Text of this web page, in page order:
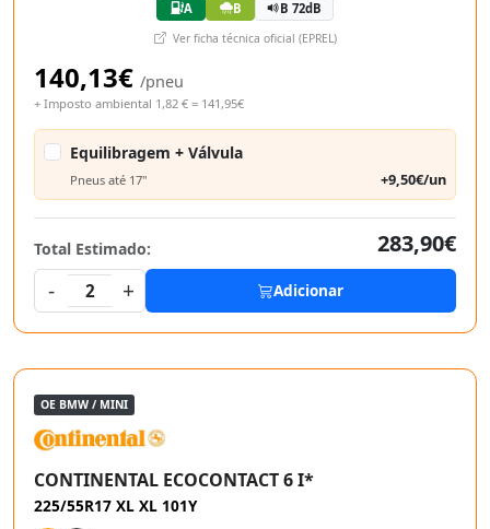
A B B 72dB
Ver ficha técnica oficial (EPREL)
140,13€ /pneu
+ Imposto ambiental 1,82 € = 141,95€
Equilibragem + Válvula
Pneus até 17" +9,50€/un
Total Estimado:
283,90€
-
2 + Adicionar
OE BMW / MINI
CONTINENTAL ECOCONTACT 6 I*
225/55R17 XL XL 101Y